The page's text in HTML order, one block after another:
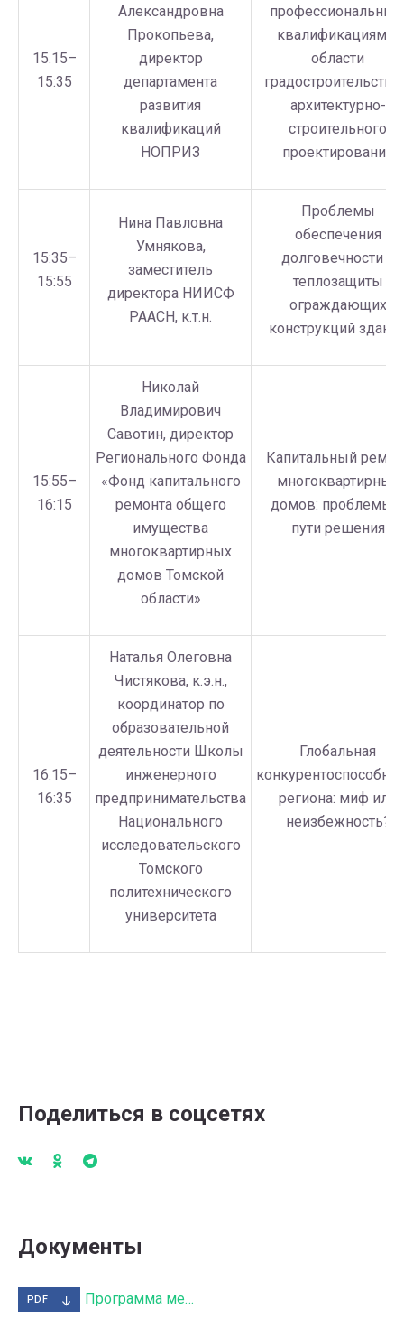
15.15–
15:35
Александровна
Прокопьева,
директор
департамента
развития
квалификаций
НОПРИЗ
квалификациям в
области
градостроительства
архитектурно-
строительного
проектирования
15:35–
15:55
Нина Павловна
Умнякова,
заместитель
директора НИИСФ
РААСН, к.т.н.
Проблемы
обеспечения
долговечности и
теплозащиты
ограждающих
конструкций
15:55–
16:15
Николай
Владимирович
Савотин, директор
Регионального Фонда
«Фонд капитального
ремонта общего
имущества
многоквартирных
домов Томской
области»
Капитальный
многоквартирных
домов: проблемы и
пути решения
16:15–
16:35
Наталья Олеговна
Чистякова, к.э.н.,
координатор по
образовательной
деятельности Школы
инженерного
предпринимательства
Национального
исследовательского
Томского
политехнического
университета
Глобальная
региона: миф или
неизбежность?
Поделиться в соцсетях
Документы
PDF Программа мероприятий PRO Science недели.pdf